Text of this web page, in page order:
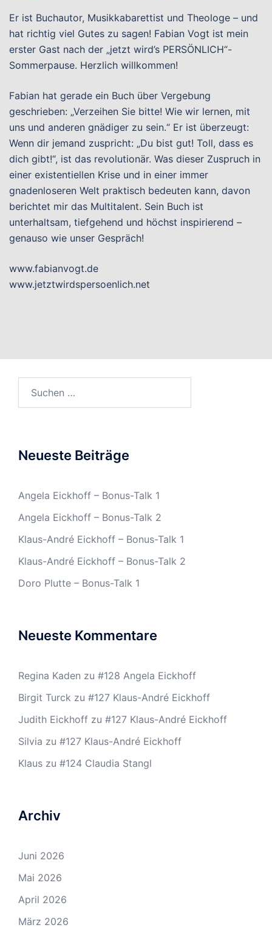
Er ist Buchautor, Musikkabarettist und Theologe – und
hat richtig viel Gutes zu sagen! Fabian Vogt ist mein
erster Gast nach der „jetzt wird’s PERSÖNLICH“-
Sommerpause. Herzlich willkommen!
Fabian hat gerade ein Buch über Vergebung
geschrieben: „Verzeihen Sie bitte! Wie wir lernen, mit
uns und anderen gnädiger zu sein.“ Er ist überzeugt:
Wenn dir jemand zuspricht: „Du bist gut! Toll, dass es
dich gibt!“, ist das revolutionär. Was dieser Zuspruch in
einer existentiellen Krise und in einer immer
gnadenloseren Welt praktisch bedeuten kann, davon
berichtet mir das Multitalent. Sein Buch ist
unterhaltsam, tiefgehend und höchst inspirierend –
genauso wie unser Gespräch!
www.fabianvogt.de
www.jetztwirdspersoenlich.net
Neueste Beiträge
Angela Eickhoff – Bonus-Talk 1
Angela Eickhoff – Bonus-Talk 2
Klaus-André Eickhoff – Bonus-Talk 1
Klaus-André Eickhoff – Bonus-Talk 2
Doro Plutte – Bonus-Talk 1
Neueste Kommentare
Regina Kaden zu #128 Angela Eickhoff
Birgit Turck zu #127 Klaus-André Eickhoff
Judith Eickhoff zu #127 Klaus-André Eickhoff
Silvia zu #127 Klaus-André Eickhoff
Klaus zu #124 Claudia Stangl
Archiv
Juni 2026
Mai 2026
April 2026
März 2026